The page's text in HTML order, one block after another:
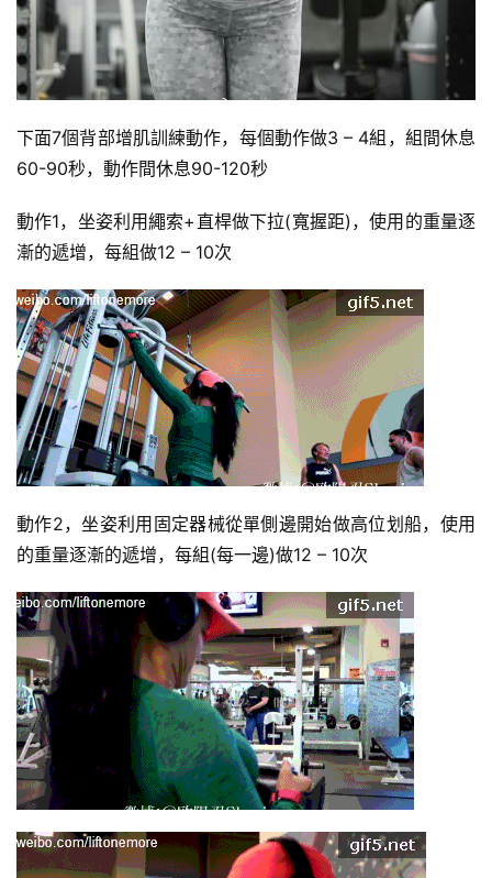
心
得
力
量
練
增
計
劃
瑜
伽
健
視
頻
下面7個背部增肌訓練動作，每個動作做3 – 4組，組間休息
60-90秒，動作間休息90-120秒
動作1，坐姿利用繩索+直桿做下拉(寬握距)，使用的重量逐
漸的遞增，每組做12 – 10次
動作2，坐姿利用固定器械從單側邊開始做高位划船，使用
的重量逐漸的遞增，每組(每一邊)做12 – 10次